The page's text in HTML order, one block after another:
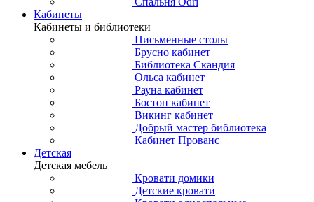
Кабинеты
Кабинеты и библиотеки
Письменные столы
Брусно кабинет
Библиотека Скандия
Ольса кабинет
Рауна кабинет
Бостон кабинет
Викинг кабинет
Добрый мастер библиотека
Кабинет Прованс
Детская
Детская мебель
Кровати домики
Детские кровати